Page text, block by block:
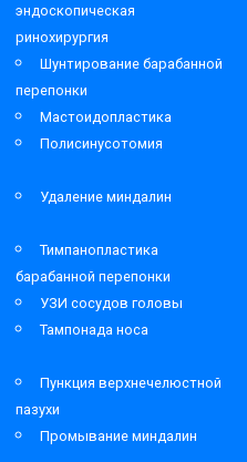
эндоскопическая
ринохирургия
Шунтирование барабанной
перепонки
Мастоидопластика
Полисинусотомия
Удаление миндалин
Тимпанопластика
барабанной перепонки
УЗИ сосудов головы
Тампонада носа
Пункция верхнечелюстной
пазухи
Промывание миндалин